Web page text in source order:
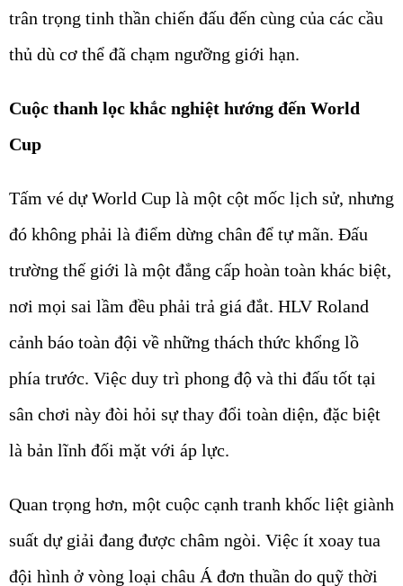
trân trọng tinh thần chiến đấu đến cùng của các cầu
thủ dù cơ thể đã chạm ngưỡng giới hạn.
Cuộc thanh lọc khắc nghiệt hướng đến World
Cup
Tấm vé dự World Cup là một cột mốc lịch sử, nhưng
đó không phải là điểm dừng chân để tự mãn. Đấu
trường thế giới là một đẳng cấp hoàn toàn khác biệt,
nơi mọi sai lầm đều phải trả giá đắt. HLV Roland
cảnh báo toàn đội về những thách thức khổng lồ
phía trước. Việc duy trì phong độ và thi đấu tốt tại
sân chơi này đòi hỏi sự thay đổi toàn diện, đặc biệt
là bản lĩnh đối mặt với áp lực.
Quan trọng hơn, một cuộc cạnh tranh khốc liệt giành
suất dự giải đang được châm ngòi. Việc ít xoay tua
đội hình ở vòng loại châu Á đơn thuần do quỹ thời